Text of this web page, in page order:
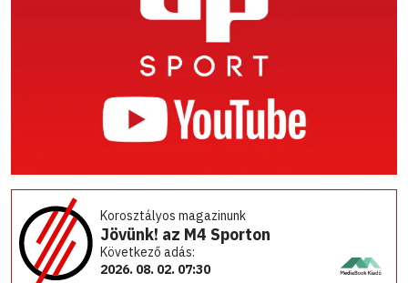
Korosztályos magazinunk
Jövünk! az M4 Sporton
Következő adás:
2026. 08. 02. 07:30